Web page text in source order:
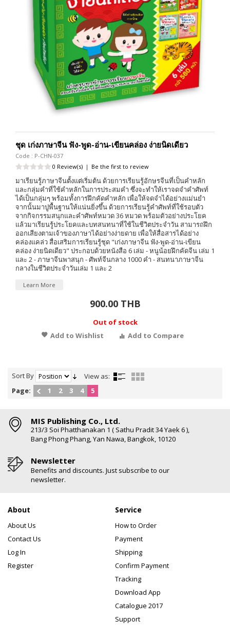
ชุด เก่งภาษาจีน ฟัง-พูด-อ่าน-เขียนคล่อง ง่ายนิดเดียว
Code : P-CHN-037
0 Review(s) | Be the first to review
มาเรียนรู้ภาษาจีนตั้งแต่เริ่มต้น ด้วยการเรียนรู้อักษรจีนที่เป็นคำหลัก
และกลุ่มคำที่ใช้คำหลักในการประสมคำ ซึ่งจะทำให้เราจดจำคำศัพท์
ได้เป็นกลุ่มๆ พร้อมทั้งการฝึกคัดคำหลัก เพื่อให้จดจำได้อย่างแม่นยำ
จากนั้นมาปูพื้นฐานให้แน่นยิ่งขึ้น ด้วยการเรียนรู้คำศัพท์ที่ใช้รอบตัว
จากกิจกรรมสนุกและคำศัพท์หมวด 36 หมวด พร้อมตัวอย่างประโยค
แล้วมาเรียนรู้ประโยคและบทสนทนาที่ใช้ในชีวิตประจำวัน สามารถฝึก
ออกเสียงตามเจ้าของภาษาได้อย่างง่ายดาย เพื่อให้สื่อสารได้อย่าง
คล่องแคล่ว สื่อเสริมการเรียนรู้ชุด "เก่งภาษาจีน ฟัง-พูด-อ่าน-เขียน
คล่อง ง่ายนิดเดียว" ประกอบด้วยหนังสือ 6 เล่ม - หนูน้อยฝึกคัดจีน เล่ม 1
และ 2 - ภาษาจีนพาสนุก - ศัพท์จีนกลาง 1000 คำ - สนทนาภาษาจีน
กลางในชีวิตประจำวันเล่ม 1 และ 2
Learn More
900.00 THB
Out of stock
Add to Wishlist
Add to Compare
Sort By
View as:
Page:
1 2 3 4 5
MIS Publishing Co., Ltd.
213/3 Soi Phatthanakan 1 ( Sathu Pradit 34 Yaek 6 ),
Bang Phong Phang, Yan Nawa, Bangkok, 10120
Newsletter
Benefits and discounts. Just subscribe to our
newsletter.
About
About Us
Contact Us
Log In
Register
Service
How to Order
Payment
Shipping
Confirm Payment
Tracking
Download App
Catalogue 2017
Support